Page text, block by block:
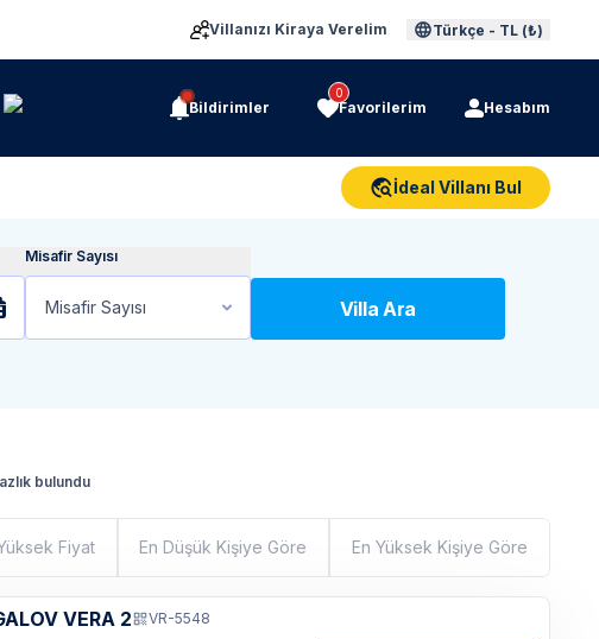
Villanızı Kiraya Verelim Türkçe - TL (₺)
Bildirimler
0
Favorilerim Hesabım
İdeal Villanı Bul
Misafir Sayısı
Misafir Sayısı Villa Ara
bulundu
Fiyat En Düşük Kişiye Göre En Yüksek Kişiye Göre
VERA 2 VR-5548